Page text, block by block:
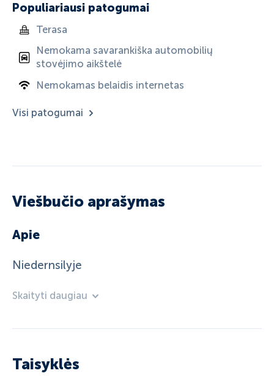
Populiariausi patogumai
Terasa
Nemokama savarankiška automobilių
stovėjimo aikštelė
Nemokamas belaidis internetas
Visi patogumai
Viešbučio aprašymas
Apie
Niedernsilyje
Skaityti daugiau
Taisyklės